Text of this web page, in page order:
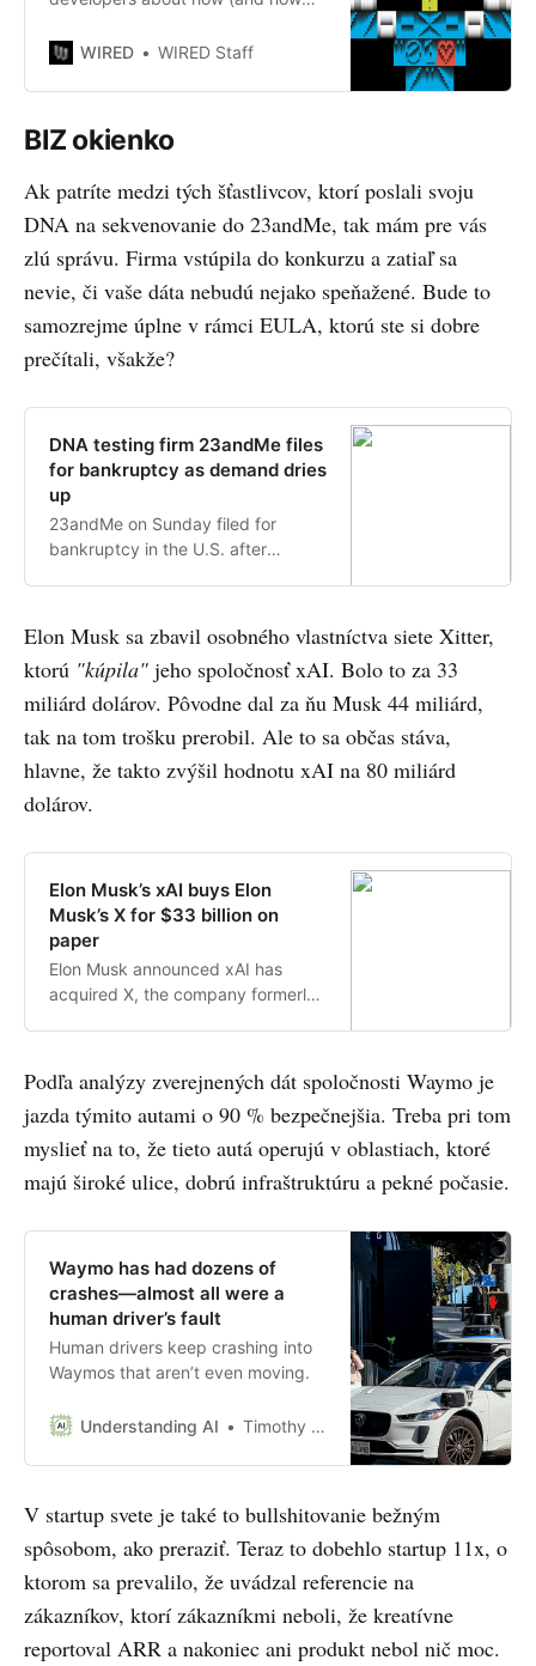
job. The results amazed and
WIRED WIRED Staff
BIZ okienko
Ak patríte medzi tých šťastlivcov, ktorí poslali svoju
DNA na sekvenovanie do 23andMe, tak mám pre vás
zlú správu. Firma vstúpila do konkurzu a zatiaľ sa
nevie, či vaše dáta nebudú nejako speňažené. Bude to
samozrejme úplne v rámci EULA, ktorú ste si dobre
prečítali, všakže?
DNA testing firm 23andMe files
for bankruptcy as demand dries
up
23andMe on Sunday filed for
bankruptcy in the U.S. after
reputation.
Elon Musk sa zbavil osobného vlastníctva siete Xitter,
ktorú "kúpila" jeho spoločnosť xAI. Bolo to za 33
miliárd dolárov. Pôvodne dal za ňu Musk 44 miliárd,
tak na tom trošku prerobil. Ale to sa občas stáva,
hlavne, že takto zvýšil hodnotu xAI na 80 miliárd
dolárov.
Elon Musk’s xAI buys Elon
Musk’s X for $33 billion on
paper
Elon Musk announced xAI has
acquired X, the company formerly
Podľa analýzy zverejnených dát spoločnosti Waymo je
jazda týmito autami o 90 % bezpečnejšia. Treba pri tom
myslieť na to, že tieto autá operujú v oblastiach, ktoré
majú široké ulice, dobrú infraštruktúru a pekné počasie.
Waymo has had dozens of
crashes—almost all were a
human driver’s fault
Human drivers keep crashing into
Waymos that aren’t even moving.
Understanding AI Timothy B. Lee
V startup svete je také to bullshitovanie bežným
spôsobom, ako preraziť. Teraz to dobehlo startup 11x, o
ktorom sa prevalilo, že uvádzal referencie na
zákazníkov, ktorí zákazníkmi neboli, že kreatívne
reportoval ARR a nakoniec ani produkt nebol nič moc.